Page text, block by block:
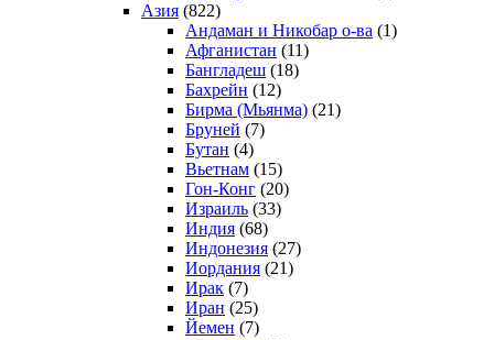
Азия (822)
Андаман и Никобар о-ва (1)
Афганистан (11)
Бангладеш (18)
Бахрейн (12)
Бирма (Мьянма) (21)
Бруней (7)
Бутан (4)
Вьетнам (15)
Гон-Конг (20)
Израиль (33)
Индия (68)
Индонезия (27)
Иордания (21)
Ирак (7)
Иран (25)
Йемен (7)